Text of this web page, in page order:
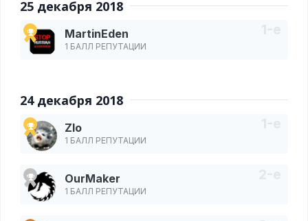
25 декабря 2018
MartinEden
1 БАЛЛ РЕПУТАЦИИ
24 декабря 2018
Zlo
1 БАЛЛ РЕПУТАЦИИ
OurMaker
1 БАЛЛ РЕПУТАЦИИ